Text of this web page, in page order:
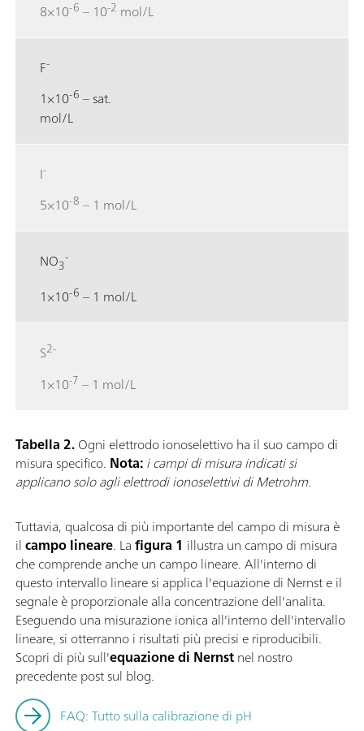
8×10-6 – 10-2 mol/L
F-
1×10-6 – sat.
mol/L
I-
5×10-8 – 1 mol/L
NO3-
1×10-6 – 1 mol/L
S2-
1×10-7 – 1 mol/L
Tabella 2.Ogni elettrodo ionoselettivo ha il suo campo di
misura specifico. Nota:i campi di misura indicati si
applicano solo agli elettrodi ionoselettivi di Metrohm.
Tuttavia, qualcosa di più importante del campo di misura è
ilcampo lineare. Lafigura 1 illustra un campo di misura
che comprende anche un campo lineare. All'interno di
questo intervallo lineare si applica l'equazione di Nernst e il
segnale è proporzionale alla concentrazione dell'analita.
Eseguendo una misurazione ionica all'interno dell'intervallo
lineare, si otterranno i risultati più precisi e riproducibili.
Scopri di più sull'equazione di Nernstnel nostro
precedente post sul blog.
FAQ: Tutto sulla calibrazione di pH